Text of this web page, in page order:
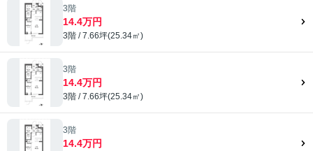
3階
14.4万円
3階 / 7.66坪(25.34㎡)
3階
14.4万円
3階 / 7.66坪(25.34㎡)
3階
14.4万円